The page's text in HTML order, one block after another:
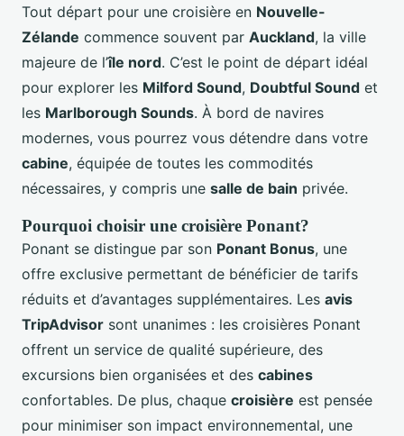
Tout départ pour une croisière en Nouvelle-
Zélande commence souvent par Auckland, la ville
majeure de l’île nord. C’est le point de départ idéal
pour explorer les Milford Sound, Doubtful Sound et
les Marlborough Sounds. À bord de navires
modernes, vous pourrez vous détendre dans votre
cabine, équipée de toutes les commodités
nécessaires, y compris une salle de bain privée.
Pourquoi choisir une croisière Ponant?
Ponant se distingue par son Ponant Bonus, une
offre exclusive permettant de bénéficier de tarifs
réduits et d’avantages supplémentaires. Les avis
TripAdvisor sont unanimes : les croisières Ponant
offrent un service de qualité supérieure, des
excursions bien organisées et des cabines
confortables. De plus, chaque croisière est pensée
pour minimiser son impact environnemental, une